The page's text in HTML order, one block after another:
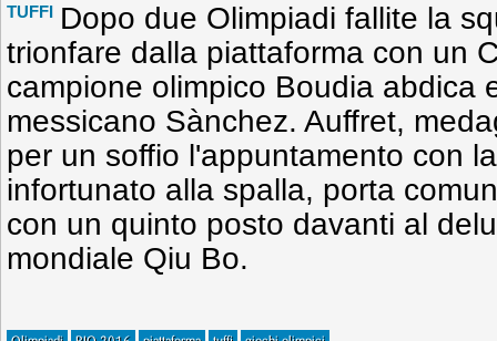
TUFFI Dopo due Olimpiadi fallite la
trionfare dalla piattaforma con un
campione olimpico Boudia abdica
messicano Sànchez. Auffret,
per un soffio l'appuntamento con
infortunato alla spalla, porta
con un quinto posto davanti al
mondiale Qiu Bo.